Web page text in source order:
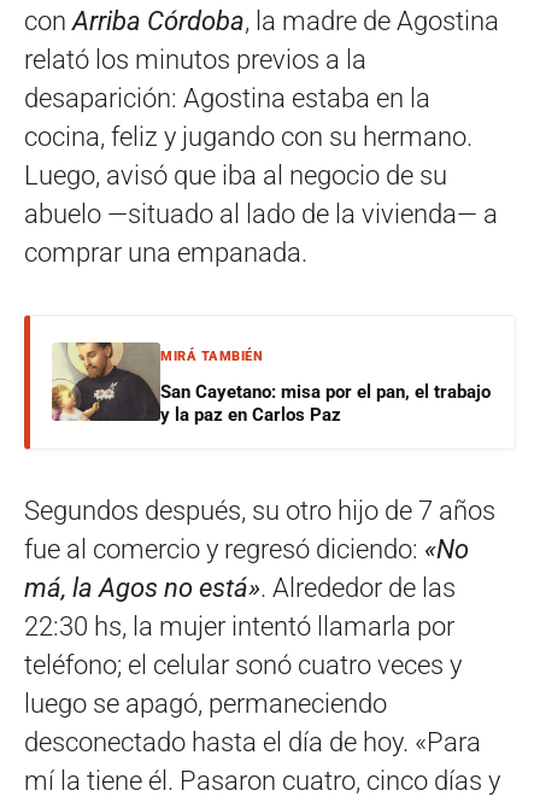
conArriba Córdoba, la madre de Agostina
relató los minutos previos a la
desaparición: Agostina estaba en la
cocina, feliz y jugando con su hermano.
Luego, avisó que iba al negocio de su
abuelo —situado al lado de la vivienda— a
comprar una empanada.
MIRÁ TAMBIÉN
San Cayetano: misa por el pan, el trabajo
y la paz en Carlos Paz
Segundos después, su otro hijo de 7 años
fue al comercio y regresó diciendo: «No
má, la Agos no está». Alrededor de las
22:30 hs, la mujer intentó llamarla por
teléfono; el celular sonó cuatro veces y
luego se apagó, permaneciendo
desconectado hasta el día de hoy. «Para
mí la tiene él. Pasaron cuatro, cinco días y